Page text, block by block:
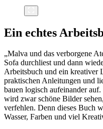
Ein echtes
„Malva und das verborgene
Sofa durchliest und dann
Arbeitsbuch und ein kreativer
praktischen Anleitungen und
bauen logisch aufeinander
wird zwar schöne Bilder
verfehlen. Denn dieses Buch
Wasser, Farben und viel